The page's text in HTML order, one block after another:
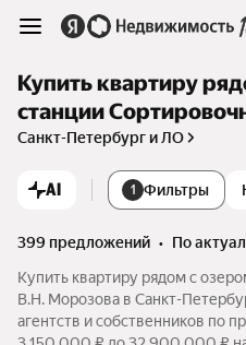
Купить квартиру
станции
Санкт-Петербург и ЛО
AI 1 Фильтры
399 предложений •
по
Купить квартиру рядом с
В.Н. Морозова в Санкт-
агентств и собственников по